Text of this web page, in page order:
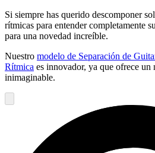
Si siempre has querido descomponer
rítmicas para entender completamente
para una novedad increíble.
Nuestro modelo de Separación de
Rítmica es innovador, ya que ofrece un
inimaginable.